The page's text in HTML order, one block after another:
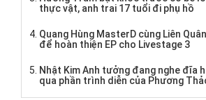
thực vật, anh trai 17 tuổi đi phụ hồ
Quang Hùng MasterD cùng Liên
để hoàn thiện EP cho Livestage 3
Nhật Kim Anh tưởng đang nghe đĩa
qua phần trình diễn của Phương